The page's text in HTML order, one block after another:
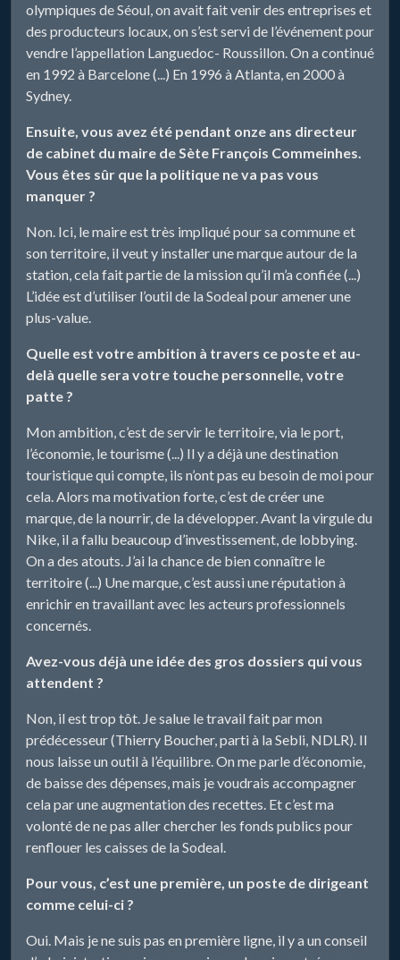
olympiques de Séoul, on avait fait venir des entreprises et
des producteurs locaux, on s’est servi de l’événement pour
vendre l’appellation Languedoc- Roussillon. On a continué
en 1992 à Barcelone (...) En 1996 à Atlanta, en 2000 à
Sydney.
Ensuite, vous avez été pendant onze ans directeur
de cabinet du maire de Sète François Commeinhes.
Vous êtes sûr que la politique ne va pas vous
manquer ?
Non. Ici, le maire est très impliqué pour sa commune et
son territoire, il veut y installer une marque autour de la
station, cela fait partie de la mission qu’il m’a confiée (...)
L’idée est d’utiliser l’outil de la Sodeal pour amener une
plus-value.
Quelle est votre ambition à travers ce poste et au-
delà quelle sera votre touche personnelle, votre
patte ?
Mon ambition, c’est de servir le territoire, via le port,
l’économie, le tourisme (...) Il y a déjà une destination
touristique qui compte, ils n’ont pas eu besoin de moi pour
cela. Alors ma motivation forte, c’est de créer une
marque, de la nourrir, de la développer. Avant la virgule du
Nike, il a fallu beaucoup d’investissement, de lobbying.
On a des atouts. J’ai la chance de bien connaître le
territoire (...) Une marque, c’est aussi une réputation à
enrichir en travaillant avec les acteurs professionnels
concernés.
Avez-vous déjà une idée des gros dossiers qui vous
attendent ?
Non, il est trop tôt. Je salue le travail fait par mon
prédécesseur (Thierry Boucher, parti à la Sebli, NDLR). Il
nous laisse un outil à l’équilibre. On me parle d’économie,
de baisse des dépenses, mais je voudrais accompagner
cela par une augmentation des recettes. Et c’est ma
volonté de ne pas aller chercher les fonds publics pour
renflouer les caisses de la Sodeal.
Pour vous, c’est une première, un poste de dirigeant
comme celui-ci ?
Oui. Mais je ne suis pas en première ligne, il y a un conseil